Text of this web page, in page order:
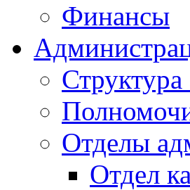
Финансы
Отделы
Отдел